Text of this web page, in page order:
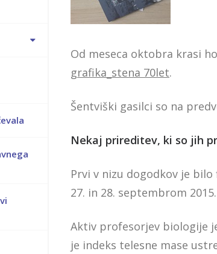
Od meseca oktobra krasi
grafika_stena 70let.
Šentviški gasilci so na
Nekaj prireditev, ki so jih
Prvi v nizu dogodkov je
27. in 28. septembrom 2015.
Aktiv profesorjev biologije
je indeks telesne mase